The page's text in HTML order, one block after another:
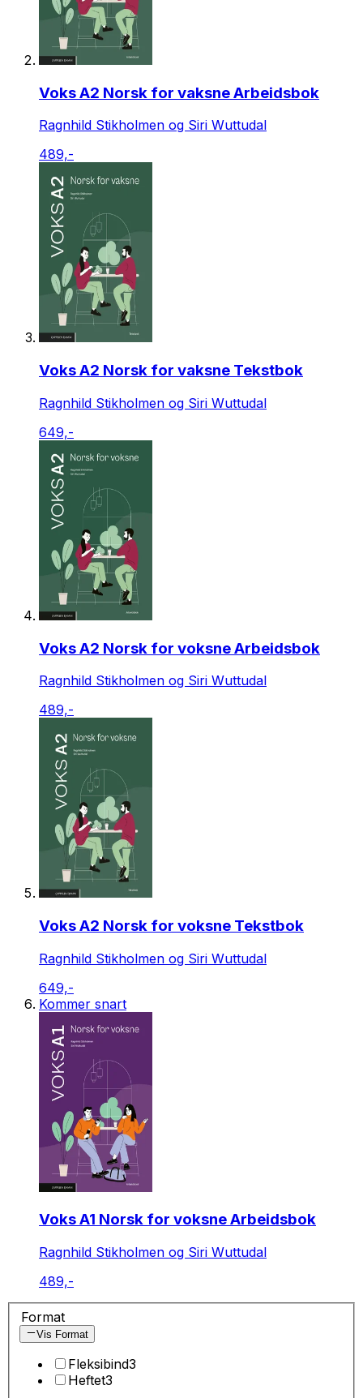
Voks A2 Norsk for vaksne Arbeidsbok
Ragnhild Stikholmen og Siri Wuttudal
489,-
Voks A2 Norsk for vaksne Tekstbok
Ragnhild Stikholmen og Siri Wuttudal
649,-
Voks A2 Norsk for voksne Arbeidsbok
Ragnhild Stikholmen og Siri Wuttudal
489,-
Voks A2 Norsk for voksne Tekstbok
Ragnhild Stikholmen og Siri Wuttudal
649,-
Kommer snart
Voks A1 Norsk for voksne Arbeidsbok
Ragnhild Stikholmen og Siri Wuttudal
489,-
Format
Vis Format
Fleksibind3
Heftet3